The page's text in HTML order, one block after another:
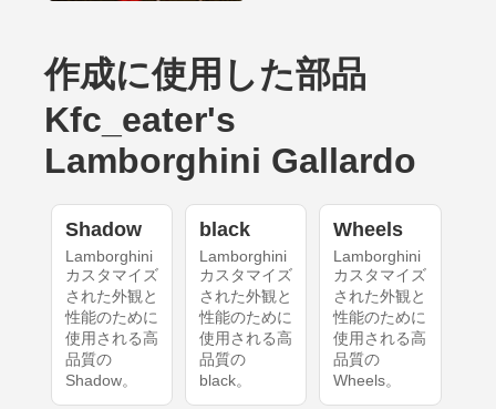
作成に使用した部品
Kfc_eater's
Lamborghini Gallardo
Shadow
Lamborghini
カスタマイズ
された外観と
性能のために
使用される高
品質の
Shadow。
black
Lamborghini
カスタマイズ
された外観と
性能のために
使用される高
品質の
black。
Wheels
Lamborghini
カスタマイズ
された外観と
性能のために
使用される高
品質の
Wheels。